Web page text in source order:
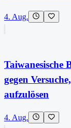
4. Aug.
Taiwanesische
gegen
aufzulösen
4. Aug.